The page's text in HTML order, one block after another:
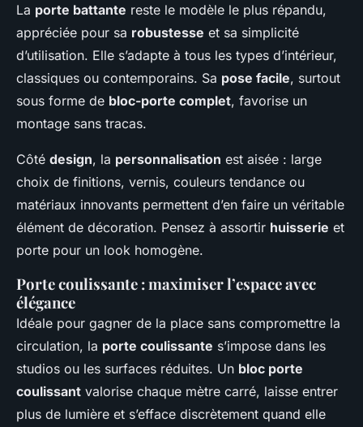
La porte battante reste le modèle le plus répandu,
appréciée pour sa robustesse et sa simplicité
d’utilisation. Elle s’adapte à tous les types d’intérieur,
classiques ou contemporains. Sa pose facile, surtout
sous forme de bloc-porte complet, favorise un
montage sans tracas.
Côté design, la personnalisation est aisée : large
choix de finitions, vernis, couleurs tendance ou
matériaux innovants permettent d’en faire un véritable
élément de décoration. Pensez à assortir huisserie et
porte pour un look homogène.
Porte coulissante : maximiser l’espace avec
élégance
Idéale pour gagner de la place sans compromettre la
circulation, la porte coulissante s’impose dans les
studios ou les surfaces réduites. Un bloc porte
coulissant valorise chaque mètre carré, laisse entrer
plus de lumière et s’efface discrètement quand elle